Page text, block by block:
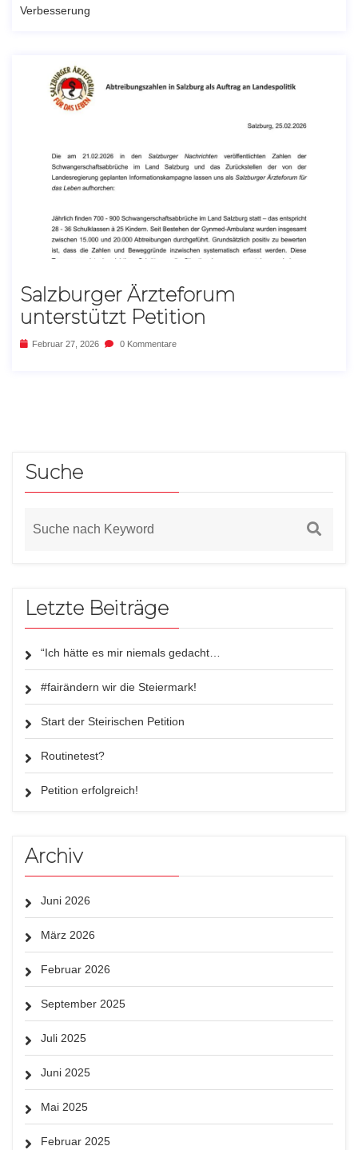
Verbesserung
Salzburger Ärzteforum
unterstützt Petition
Februar 27, 2026 0 Kommentare
Suche
Letzte Beiträge
“Ich hätte es mir niemals gedacht…
#fairändern wir die Steiermark!
Start der Steirischen Petition
Routinetest?
Petition erfolgreich!
Archiv
Juni 2026
März 2026
Februar 2026
September 2025
Juli 2025
Juni 2025
Mai 2025
Februar 2025